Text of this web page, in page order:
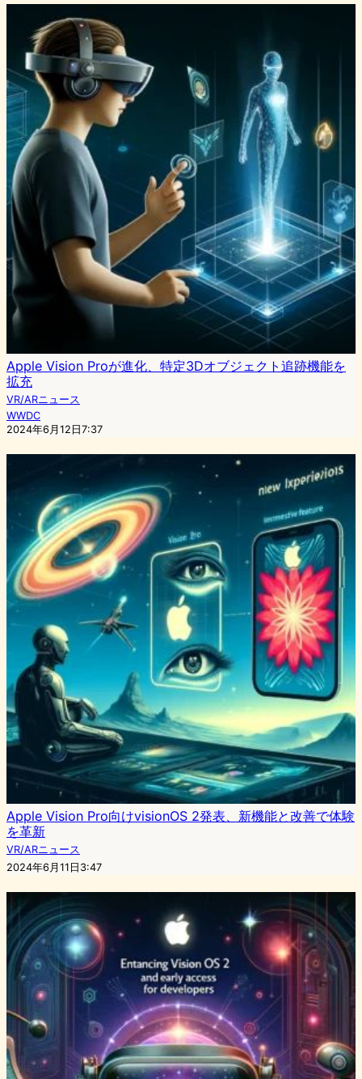
Apple Vision Proが進化、特定3Dオブジェクト追跡機能を
拡充
VR/ARニュース
WWDC
2024年6月12日7:37
Apple Vision Pro向けvisionOS 2発表、新機能と改善で体験
を革新
VR/ARニュース
2024年6月11日3:47